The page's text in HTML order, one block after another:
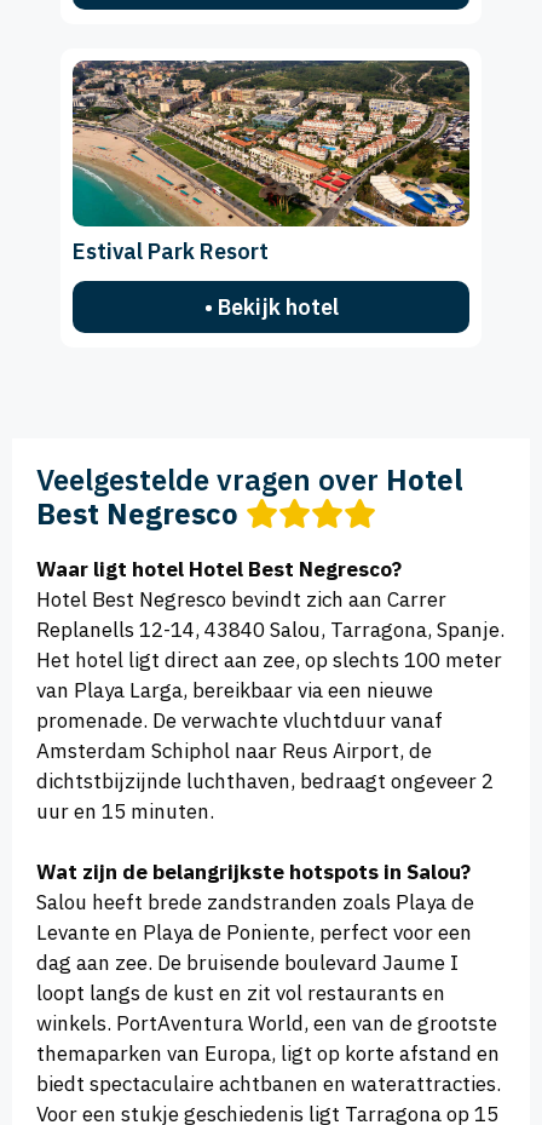
Estival Park Resort
• Bekijk hotel
Veelgestelde vragen over Hotel
Best Negresco
Waar ligt hotel Hotel Best Negresco?
Hotel Best Negresco bevindt zich aan Carrer
Replanells 12-14, 43840 Salou, Tarragona, Spanje.
Het hotel ligt direct aan zee, op slechts 100 meter
van Playa Larga, bereikbaar via een nieuwe
promenade. De verwachte vluchtduur vanaf
Amsterdam Schiphol naar Reus Airport, de
dichtstbijzijnde luchthaven, bedraagt ongeveer 2
uur en 15 minuten.
Wat zijn de belangrijkste hotspots in Salou?
Salou heeft brede zandstranden zoals Playa de
Levante en Playa de Poniente, perfect voor een
dag aan zee. De bruisende boulevard Jaume I
loopt langs de kust en zit vol restaurants en
winkels. PortAventura World, een van de grootste
themaparken van Europa, ligt op korte afstand en
biedt spectaculaire achtbanen en waterattracties.
Voor een stukje geschiedenis ligt Tarragona op 15